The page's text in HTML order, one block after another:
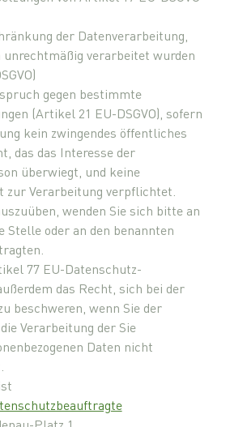
der Datenverarbeitung,
unrechtmäßig verarbeitet wurden
gegen bestimmte
(Artikel 21 EU-DSGVO), sofern
kein zwingendes öffentliches
das das Interesse der
überwiegt, und keine
zur Verarbeitung verpflichtet.
wenden Sie sich bitte an
Stelle oder an den benannten
77 EU-Datenschutz-
das Recht, sich bei der
beschweren, wenn Sie der
Verarbeitung der Sie
Daten nicht